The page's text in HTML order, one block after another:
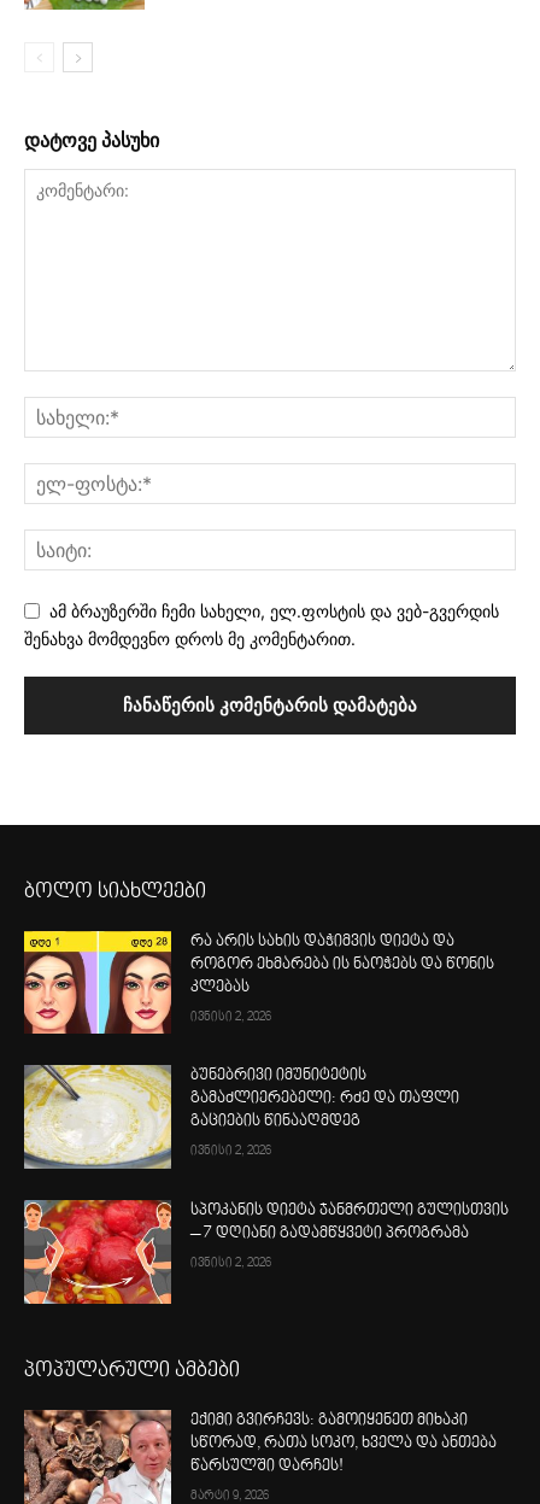
დატოვე პასუხი
ამ ბრაუზერში ჩემი სახელი, ელ.ფოსტის და ვებ-გვერდის
შენახვა მომდევნო დროს მე კომენტარით.
ბოლო სიახლეები
რა არის სახის დაჭიმვის დიეტა და
როგორ ეხმარება ის ნაოჭებს და წონის
კლებას
ივნისი 2, 2026
ბუნებრივი იმუნიტეტის
გამაძლიერებელი: რძე და თაფლი
გაციების წინააღმდეგ
ივნისი 2, 2026
სპოკანის დიეტა ჯანმრთელი გულისთვის
– 7 დღიანი გადამწყვეტი პროგრამა
ივნისი 2, 2026
პოპულარული ამბები
ექიმი გვირჩევს: გამოიყენეთ მიხაკი
სწორად, რათა სოკო, ხველა და ანთება
წარსულში დარჩეს!
მარტი 9, 2026